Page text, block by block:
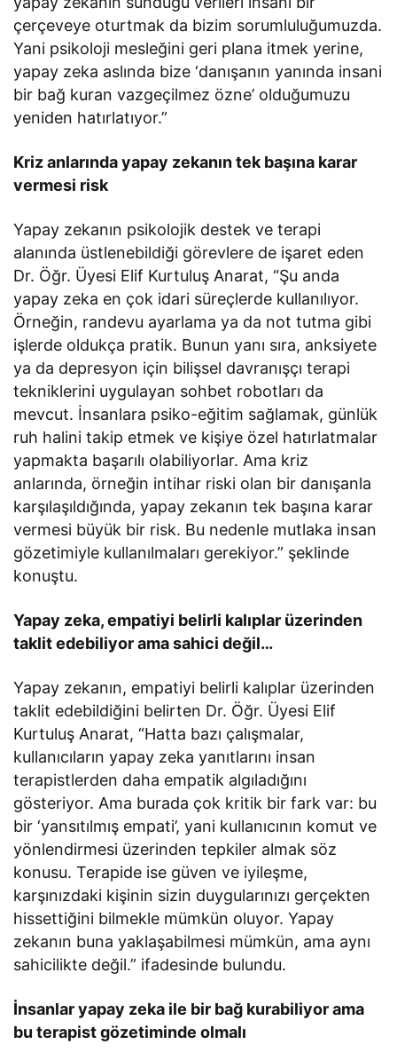
çerçeveye oturtmak da bizim sorumluluğumuzda.
Yani psikoloji mesleğini geri plana itmek yerine,
yapay zeka aslında bize ‘danışanın yanında insani
bir bağ kuran vazgeçilmez özne’ olduğumuzu
yeniden hatırlatıyor.”
Kriz anlarında yapay zekanın tek başına karar
vermesi risk
Yapay zekanın psikolojik destek ve terapi
alanında üstlenebildiği görevlere de işaret eden
Dr. Öğr. Üyesi Elif Kurtuluş Anarat, “Şu anda
yapay zeka en çok idari süreçlerde kullanılıyor.
Örneğin, randevu ayarlama ya da not tutma gibi
işlerde oldukça pratik. Bunun yanı sıra, anksiyete
ya da depresyon için bilişsel davranışçı terapi
tekniklerini uygulayan sohbet robotları da
mevcut. İnsanlara psiko-eğitim sağlamak, günlük
ruh halini takip etmek ve kişiye özel hatırlatmalar
yapmakta başarılı olabiliyorlar. Ama kriz
anlarında, örneğin intihar riski olan bir danışanla
karşılaşıldığında, yapay zekanın tek başına karar
vermesi büyük bir risk. Bu nedenle mutlaka insan
gözetimiyle kullanılmaları gerekiyor.” şeklinde
konuştu.
Yapay zeka, empatiyi belirli kalıplar üzerinden
taklit edebiliyor ama sahici değil…
Yapay zekanın, empatiyi belirli kalıplar üzerinden
taklit edebildiğini belirten Dr. Öğr. Üyesi Elif
Kurtuluş Anarat, “Hatta bazı çalışmalar,
kullanıcıların yapay zeka yanıtlarını insan
terapistlerden daha empatik algıladığını
gösteriyor. Ama burada çok kritik bir fark var: bu
bir ‘yansıtılmış empati’, yani kullanıcının komut ve
yönlendirmesi üzerinden tepkiler almak söz
konusu. Terapide ise güven ve iyileşme,
karşınızdaki kişinin sizin duygularınızı gerçekten
hissettiğini bilmekle mümkün oluyor. Yapay
zekanın buna yaklaşabilmesi mümkün, ama aynı
sahicilikte değil.” ifadesinde bulundu.
İnsanlar yapay zeka ile bir bağ kurabiliyor ama
bu terapist gözetiminde olmalı